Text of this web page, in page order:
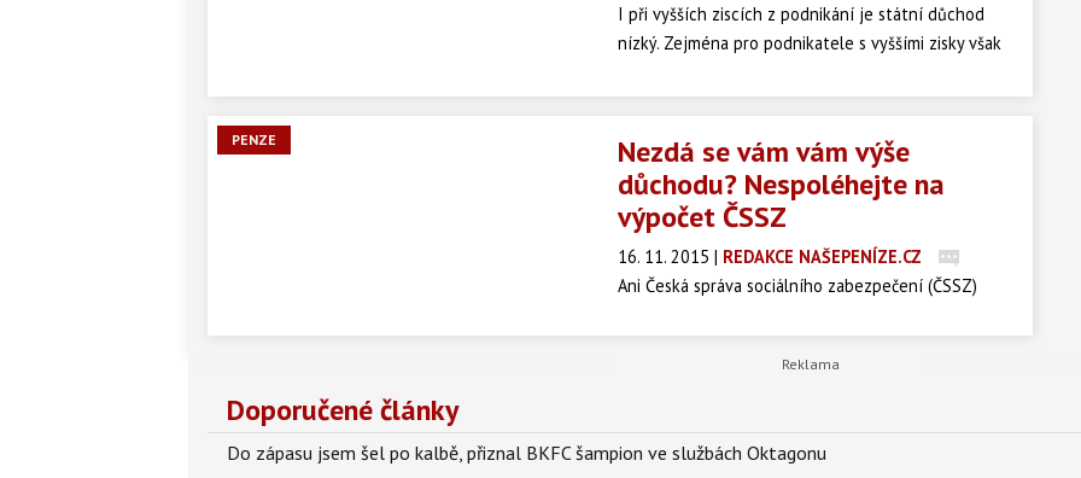
I při vyšších ziscích z podnikání je státní důchod
nízký. Zejména pro podnikatele s vyššími zisky však
důchodovém pojištění. Správnou volbou je vlastní
PENZE
Nezdá se vám vám výše
důchodu? Nespoléhejte na
výpočet ČSSZ
16. 11. 2015 | REDAKCE NAŠEPENÍZE.CZ
Ani Česká správa sociálního zabezpečení (ČSSZ)
kterému se nezdála výše důchodu a bojoval za
přepočítání. Senior, který se na ochránkyni lidských
důchodu, se do dvou měsíců dočkal jeho zvýšení
a doplatku rozdílu za téměř 10 let zpětně.
Doporučené články
Do zápasu jsem šel po kalbě, přiznal BKFC šampion ve službách Oktagonu